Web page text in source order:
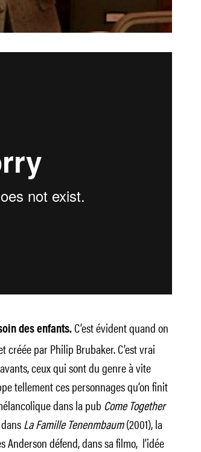
des enfants. C’est évident quand on
par Philip Brubaker. C’est vrai
ceux qui sont du genre à vite
tellement ces personnages qu’on finit
dans la pub Come Together
La Famille Tenenmbaum(2001), la
Anderson défend, dans sa filmo, l’idée